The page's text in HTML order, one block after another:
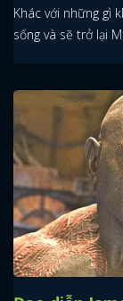
Khác với những gì
sống và sẽ trở lại